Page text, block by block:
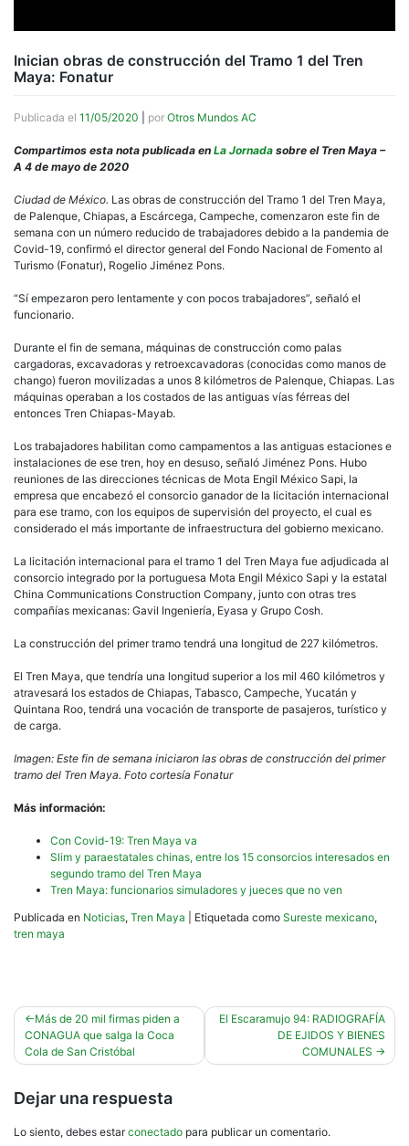
Inician obras de construcción del Tramo 1 del Tren
Maya: Fonatur
Publicada el 11/05/2020 por Otros Mundos AC
Compartimos esta nota publicada en La Jornada sobre el Tren Maya –
A 4 de mayo de 2020
Ciudad de México. Las obras de construcción del Tramo 1 del Tren Maya,
de Palenque, Chiapas, a Escárcega, Campeche, comenzaron este fin de
semana con un número reducido de trabajadores debido a la pandemia de
Covid-19, confirmó el director general del Fondo Nacional de Fomento al
Turismo (Fonatur), Rogelio Jiménez Pons.
“Sí empezaron pero lentamente y con pocos trabajadores”, señaló el
funcionario.
Durante el fin de semana, máquinas de construcción como palas
cargadoras, excavadoras y retroexcavadoras (conocidas como manos de
chango) fueron movilizadas a unos 8 kilómetros de Palenque, Chiapas. Las
máquinas operaban a los costados de las antiguas vías férreas del
entonces Tren Chiapas-Mayab.
Los trabajadores habilitan como campamentos a las antiguas estaciones e
instalaciones de ese tren, hoy en desuso, señaló Jiménez Pons. Hubo
reuniones de las direcciones técnicas de Mota Engil México Sapi, la
empresa que encabezó el consorcio ganador de la licitación internacional
para ese tramo, con los equipos de supervisión del proyecto, el cual es
considerado el más importante de infraestructura del gobierno mexicano.
La licitación internacional para el tramo 1 del Tren Maya fue adjudicada al
consorcio integrado por la portuguesa Mota Engil México Sapi y la estatal
China Communications Construction Company, junto con otras tres
compañías mexicanas: Gavil Ingeniería, Eyasa y Grupo Cosh.
La construcción del primer tramo tendrá una longitud de 227 kilómetros.
El Tren Maya, que tendría una longitud superior a los mil 460 kilómetros y
atravesará los estados de Chiapas, Tabasco, Campeche, Yucatán y
Quintana Roo, tendrá una vocación de transporte de pasajeros, turístico y
de carga.
Imagen: Este fin de semana iniciaron las obras de construcción del primer
tramo del Tren Maya. Foto cortesía Fonatur
Más información:
Con Covid-19: Tren Maya va
Slim y paraestatales chinas, entre los 15 consorcios interesados en
segundo tramo del Tren Maya
Tren Maya: funcionarios simuladores y jueces que no ven
Publicada en Noticias, Tren Maya Etiquetada como Sureste mexicano,
tren maya
Navegación
de
entradas
Más de 20 mil firmas piden a
CONAGUA que salga la Coca
Cola de San Cristóbal
El Escaramujo 94: RADIOGRAFÍA
DE EJIDOS Y BIENES
COMUNALES
Dejar una respuesta
Lo siento, debes estarconectado para publicar un comentario.